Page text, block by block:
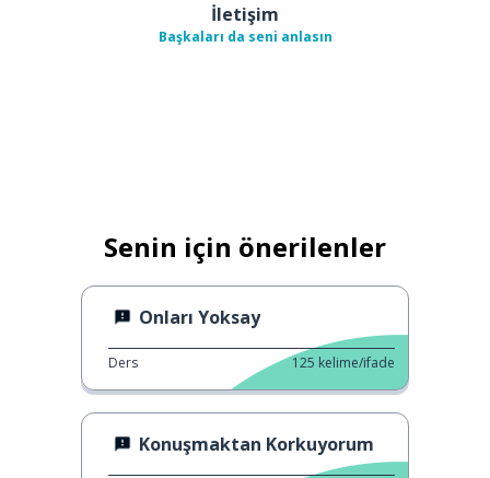
İletişim
Başkaları da seni anlasın
Senin için önerilenler
Onları Yoksay
Ders 125 kelime/ifade
Konuşmaktan Korkuyorum